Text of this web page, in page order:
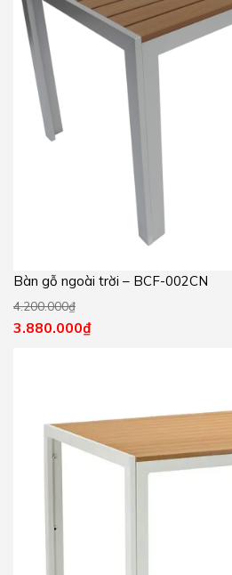
Bàn gỗ ngoài trời – BCF-002CN
4.200.000₫
3.880.000₫